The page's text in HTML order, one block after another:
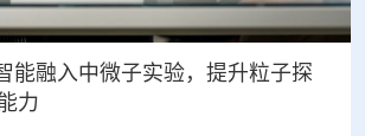
能融入中微子实验，提升粒子探
力